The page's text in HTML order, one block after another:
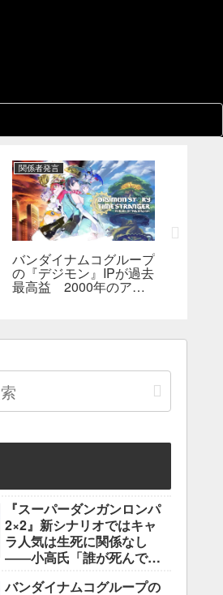
関係者発言
バンダイナムコグループ
の『デジモン』IPが過去
最高益 2000年のアニ
『スーパーダンガンロンパ
2×2』新シナリオではキャ
ラ人気は生死に関係なし
――小高氏「誰が死んでも
で」
バンダイナムコグループの